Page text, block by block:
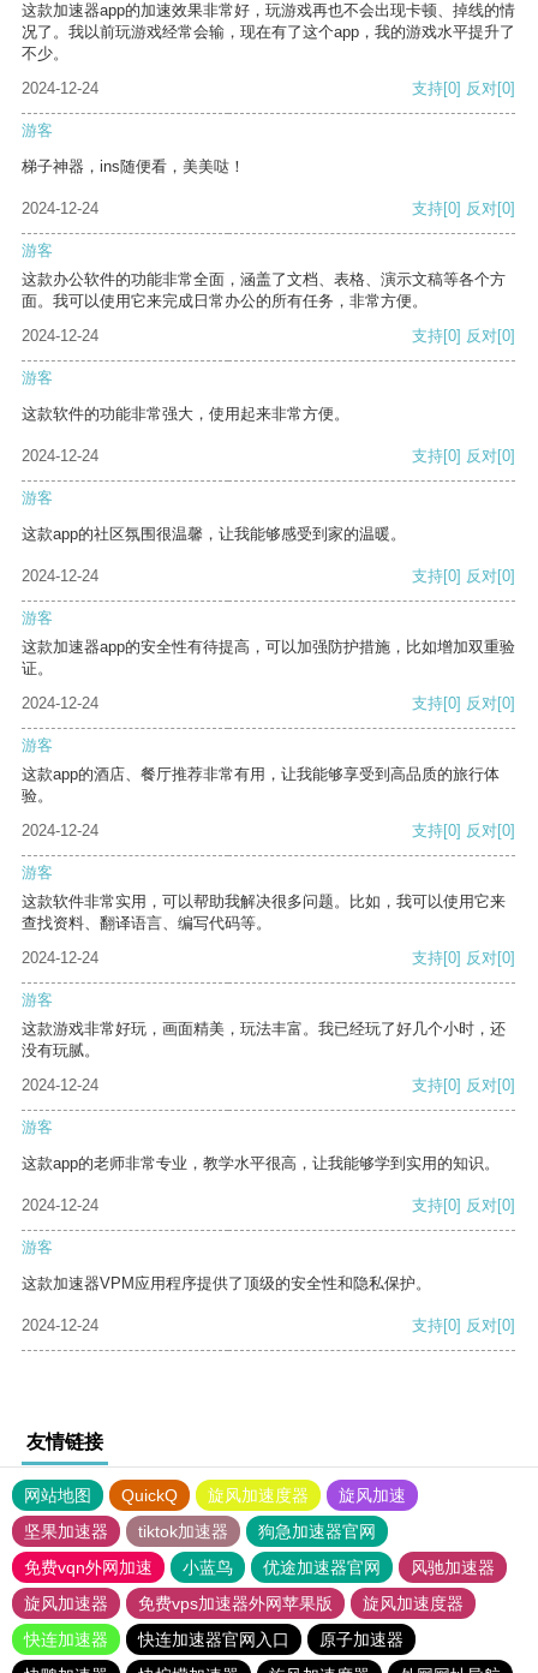
这款加速器app的加速效果非常好，玩游戏再也不会出现卡顿、掉线的情
况了。我以前玩游戏经常会输，现在有了这个app，我的游戏水平提升了
不少。
2024-12-24
支持[0] 反对[0]
游客
梯子神器，ins随便看，美美哒！
2024-12-24 支持[0] 反对[0]
游客
这款办公软件的功能非常全面，涵盖了文档、表格、演示文稿等各个方
面。我可以使用它来完成日常办公的所有任务，非常方便。
2024-12-24
支持[0] 反对[0]
游客
这款软件的功能非常强大，使用起来非常方便。
2024-12-24 支持[0] 反对[0]
游客
这款app的社区氛围很温馨，让我能够感受到家的温暖。
2024-12-24 支持[0] 反对[0]
游客
这款加速器app的安全性有待提高，可以加强防护措施，比如增加双重验
证。
2024-12-24
支持[0] 反对[0]
游客
这款app的酒店、餐厅推荐非常有用，让我能够享受到高品质的旅行体
验。
2024-12-24
支持[0] 反对[0]
游客
这款软件非常实用，可以帮助我解决很多问题。比如，我可以使用它来
查找资料、翻译语言、编写代码等。
2024-12-24
支持[0] 反对[0]
游客
这款游戏非常好玩，画面精美，玩法丰富。我已经玩了好几个小时，还
没有玩腻。
2024-12-24
支持[0] 反对[0]
游客
这款app的老师非常专业，教学水平很高，让我能够学到实用的知识。
2024-12-24 支持[0] 反对[0]
游客
这款加速器VPM应用程序提供了顶级的安全性和隐私保护。
2024-12-24 支持[0] 反对[0]
友情链接
网站地图 QuickQ 旋风加速度器
旋风加速
坚果加速器
tiktok加速器
狗急加速器官网
免费vqn外网加速
小蓝鸟 优途加速器官网
风驰加速器
旋风加速器
免费vps加速器外网苹果版
旋风加速度器
快连加速器
快连加速器官网入口
原子加速器